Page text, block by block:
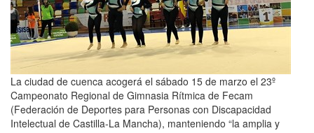
La ciudad de cuenca acogerá el sábado 15 de marzo el 23º
Campeonato Regional de Gimnasia Rítmica de Fecam
(Federación de Deportes para Personas con Discapacidad
Intelectual de Castilla-La Mancha), manteniendo “la amplia y